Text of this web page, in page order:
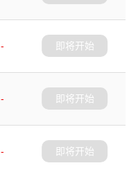
-
即将开始
-
即将开始
-
即将开始